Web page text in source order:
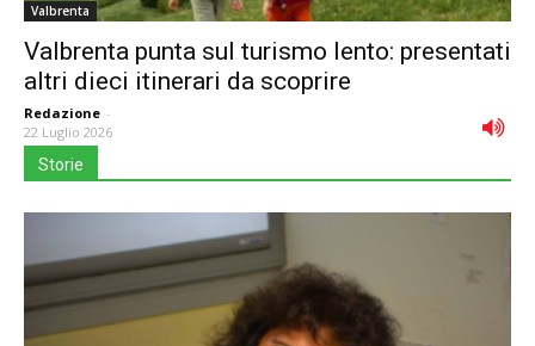
Valbrenta
Valbrenta punta sul turismo lento: presentati
altri dieci itinerari da scoprire
Redazione -
22 Luglio 2026
Storie